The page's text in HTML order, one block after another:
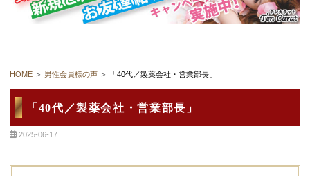
会員比率『１：１０』にこだわる理由
50代・60代のための後悔しない選び方
HOME 男性会員様の声 「40代／製薬会社・営業部長」
「40代／製薬会社・営業部長」
2025-06-17